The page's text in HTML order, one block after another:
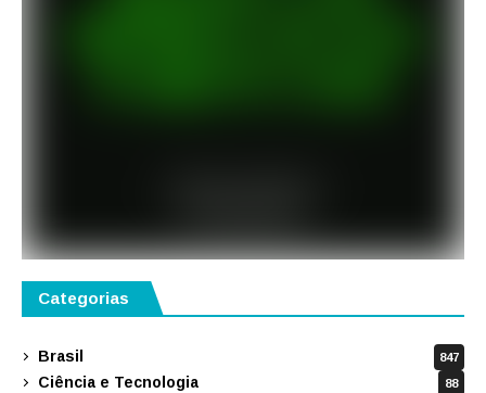
Categorias
Brasil 847
Ciência e Tecnologia 88